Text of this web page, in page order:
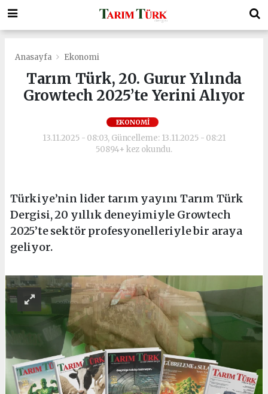
Anasayfa Ekonomi
Tarım Türk, 20. Gurur Yılında
Growtech 2025’te Yerini Alıyor
EKONOMI
13.11.2025 - 08:03, Güncelleme: 13.11.2025 - 08:21
50894+ kez okundu.
Türkiye’nin lider tarım yayını Tarım Türk
Dergisi, 20 yıllık deneyimiyle Growtech
2025’te sektör profesyonelleriyle bir araya
geliyor.